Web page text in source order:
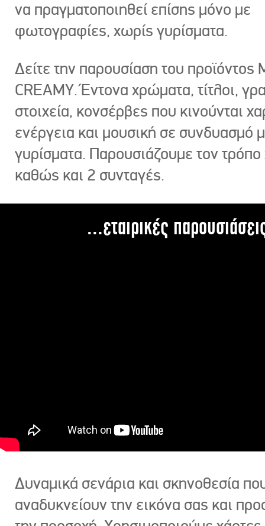
να πραγματοποιηθεί επίσης μόνο με
φωτογραφίες, χωρίς γυρίσματα.
Δείτε την παρουσίαση του προϊόντος
CREAMY. Έντονα χρώματα, τίτλοι,
στοιχεία, κονσέρβες που κινούνται
ενέργεια και μουσική σε συνδυασμό
γυρίσματα. Παρουσιάζουμε τον
καθώς και 2 συνταγές.
...εταιρικές
Δυναμικά σενάρια και σκηνοθεσία
αναδυκνείουν την εικόνα σας και